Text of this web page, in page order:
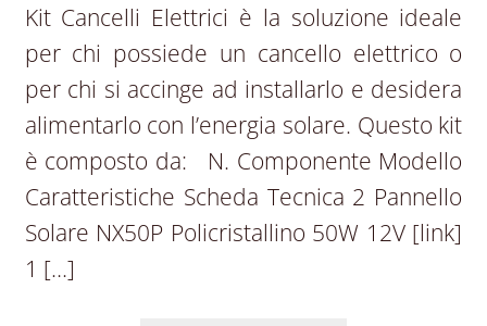
Kit Cancelli Elettrici è la soluzione ideale
per chi possiede un cancello elettrico o
per chi si accinge ad installarlo e desidera
alimentarlo con l’energia solare. Questo kit
è composto da: N. Componente Modello
Caratteristiche Scheda Tecnica 2 Pannello
Solare NX50P Policristallino 50W 12V [link]
1 […]